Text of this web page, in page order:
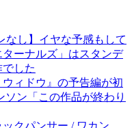
なし】イヤな予感もして
ーナルズ」はスタンデ
した
ウィドウ』の予告編が初
ン「この作品が終わり